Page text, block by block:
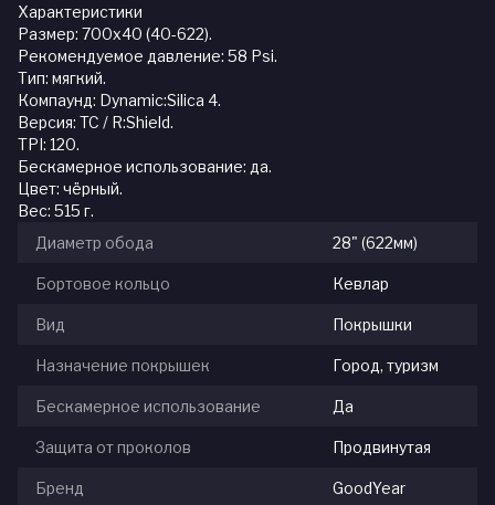
Характеристики
Размер: 700x40 (40-622).
Рекомендуемое давление: 58 Psi.
Тип: мягкий.
Компаунд: Dynamic:Silica 4.
Версия: TC / R:Shield.
ТPI: 120.
Бескамерное использование: да.
Цвет: чёрный.
Вес: 515 г.
Диаметр обода
28" (622мм)
Бортовое кольцо Кевлар
Вид Покрышки
Назначение покрышек Город, туризм
Бескамерное использование Да
Защита от проколов Продвинутая
Бренд GoodYear